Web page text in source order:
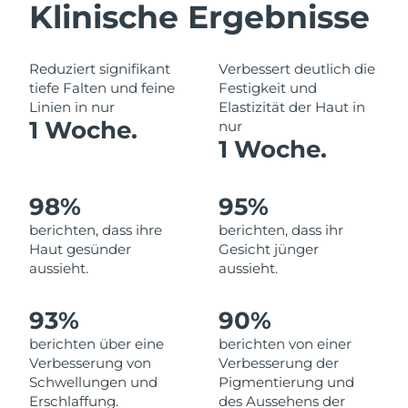
Klinische Ergebnisse
Reduziert signifikant
tiefe Falten und feine
Linien in nur
1 Woche.
Verbessert deutlich die
Festigkeit und
Elastizität der Haut in
nur
1 Woche.
98%
berichten, dass ihre
Haut gesünder
aussieht.
95%
berichten, dass ihr
Gesicht jünger
aussieht.
93%
berichten über eine
Verbesserung von
Schwellungen und
Erschlaffung.
90%
berichten von einer
Verbesserung der
Pigmentierung und
des Aussehens der
Norwegen Erwartete Lieferung9/8/26
Philippinen Erwartete Lieferung
Polen Erwartete Lieferung
Puerto Rico Erwartete Lieferung
Katar Erwartete Lieferung
Réunion Erwartete Lieferung
Rumänien Erwartete Lieferung9/8/26
Russland Erwartete Lieferung